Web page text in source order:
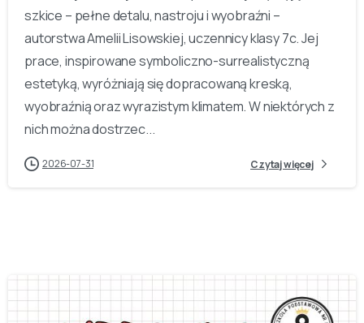
szkice – pełne detalu, nastroju i wyobraźni –
autorstwa Amelii Lisowskiej, uczennicy klasy 7c. Jej
prace, inspirowane symboliczno-surrealistyczną
estetyką, wyróżniają się dopracowaną kreską,
wyobraźnią oraz wyrazistym klimatem. W niektórych z
nich można dostrzec...
2026-07-31 Czytaj więcej